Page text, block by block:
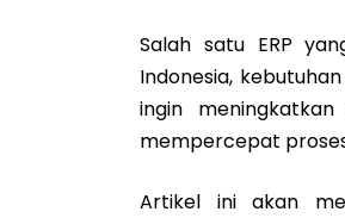
Salah satu ERP
Indonesia,
ingin
mempercepat
Artikel ini akan